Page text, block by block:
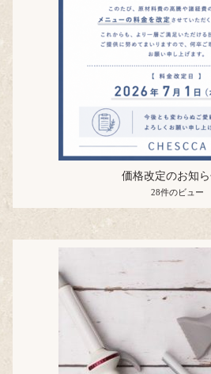
価格改定のお知ら
28件のビュー